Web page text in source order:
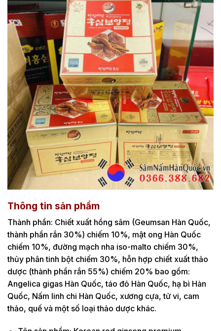
Thông tin sản phẩm
Thành phần: Chiết xuất hồng sâm (Geumsan Hàn Quốc,
thành phần rắn 30%) chiếm 10%, mật ong Hàn Quốc
chiếm 10%, đường mạch nha iso-malto chiếm 30%,
thủy phân tinh bột chiếm 30%, hỗn hợp chiết xuất thảo
dược (thành phần rắn 55%) chiếm 20% bao gồm:
Angelica gigas Hàn Quốc, táo đỏ Hàn Quốc, hạ bì Hàn
Quốc, Nấm linh chi Hàn Quốc, xương cựa, tử vi, cam
thảo, quế và một số loại thảo dược khác.